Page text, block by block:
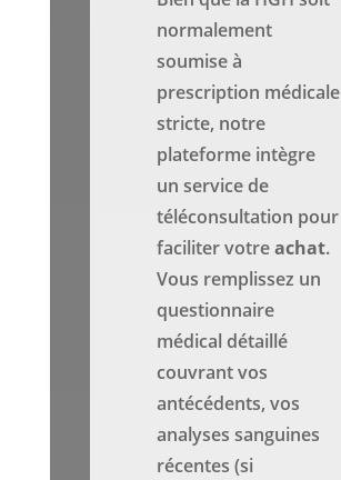
normalement
soumise à
prescription médicale
stricte, notre
plateforme intègre
un service de
téléconsultation pour
faciliter votreachat.
Vous remplissez un
questionnaire
médical détaillé
couvrant vos
antécédents, vos
analyses sanguines
récentes (si